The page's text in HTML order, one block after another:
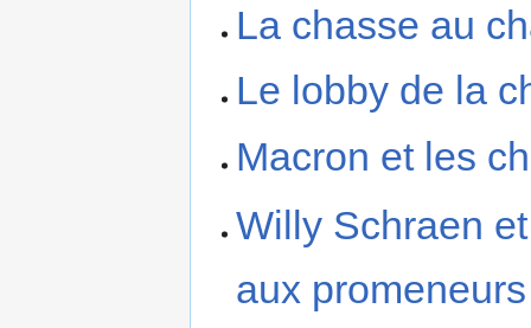
La chasse au
Le lobby de la
Macron et les
Willy Schraen
aux